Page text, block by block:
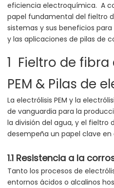
eficiencia electroquímica. A
papel fundamental del fieltro
sistemas y sus beneficios
y las aplicaciones de pilas de
1 Fieltro de
PEM & Pilas de
La electrólisis PEM y la
de vanguardia para la
la división del agua, y el fieltro
desempeña un papel clave en
1.1 Resistencia a la
Tanto los procesos de
entornos ácidos o alcalinos